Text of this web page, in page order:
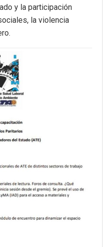
y la participación
la violencia